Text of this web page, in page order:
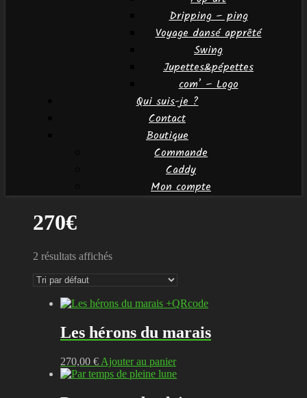
Dripping – ping
Voyage dansé apprêté
Swing
Jupettes&pépettes
com’ – Logo
Qui suis-je ?
Contact
Boutique
Commande
Caddy
Mon compte
270€
2 résultats affichés
Les hérons du marais
270,00 € Ajouter au panier